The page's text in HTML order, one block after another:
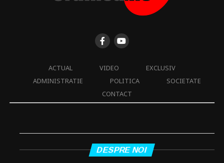
ACTUAL VIDEO
EXCLUSIV
ADMINISTRATIE
POLITICA
SOCIETATE
CONTACT
DESPRE NOI